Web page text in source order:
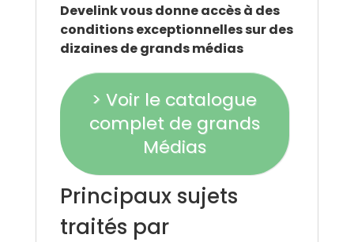
Develink vous donne accès à des
conditions exceptionnelles sur des
dizaines de grands médias
> Voir le catalogue
complet de grands
Médias
Principaux sujets
traités par